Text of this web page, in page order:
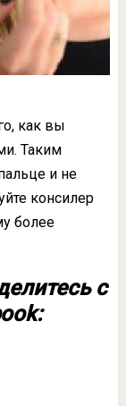
как вы
Таким
и не
консилер
более
с